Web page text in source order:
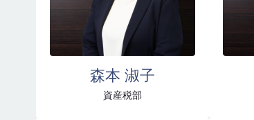
森本 淑子
資産税部